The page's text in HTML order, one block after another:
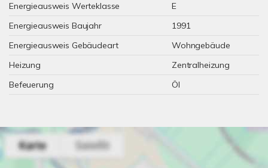
Energieausweis Werteklasse
E
Energieausweis Baujahr
1991
Energieausweis Gebäudeart
Wohngebäude
Heizung
Zentralheizung
Befeuerung
Öl